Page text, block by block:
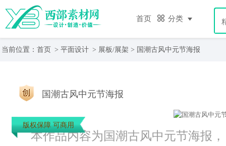
首页 分类
当前位置： 首页 > 平面设计 > 展板/展架 > 国潮古风中元节海报
国潮古风中元节海报
版权保障 可商用
本作品内容为国潮古风中元节海报